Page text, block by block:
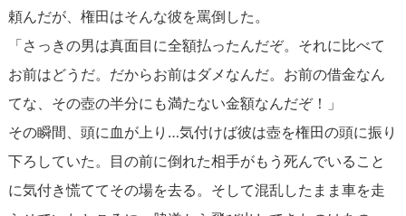
頼んだが、権田はそんな彼を罵倒した。
「さっきの男は真面目に全額払ったんだぞ。それに比べて
お前はどうだ。だからお前はダメなんだ。お前の借金なん
てな、その壺の半分にも満たない金額なんだぞ！」
その瞬間、頭に血が上り…気付けば彼は壺を権田の頭に振り
下ろしていた。目の前に倒れた相手がもう死んでいること
に気付き慌ててその場を去る。そして混乱したまま車を走